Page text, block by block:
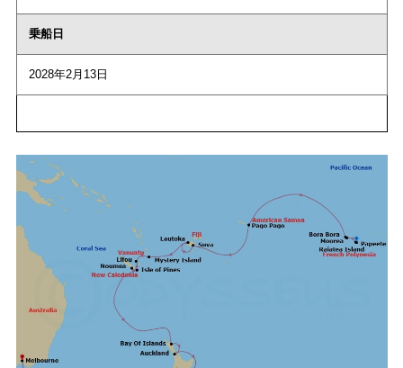
乗船日
2028年2月13日